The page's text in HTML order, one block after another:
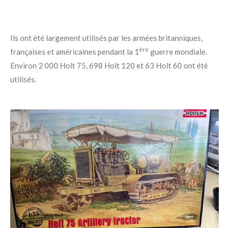
Ils ont été largement utilisés par les armées britanniques,
françaises et américaines pendant la 1 ère guerre mondiale.
Environ 2 000 Holt 75, 698 Holt 120 et63 Holt 60 ont été
utilisés.